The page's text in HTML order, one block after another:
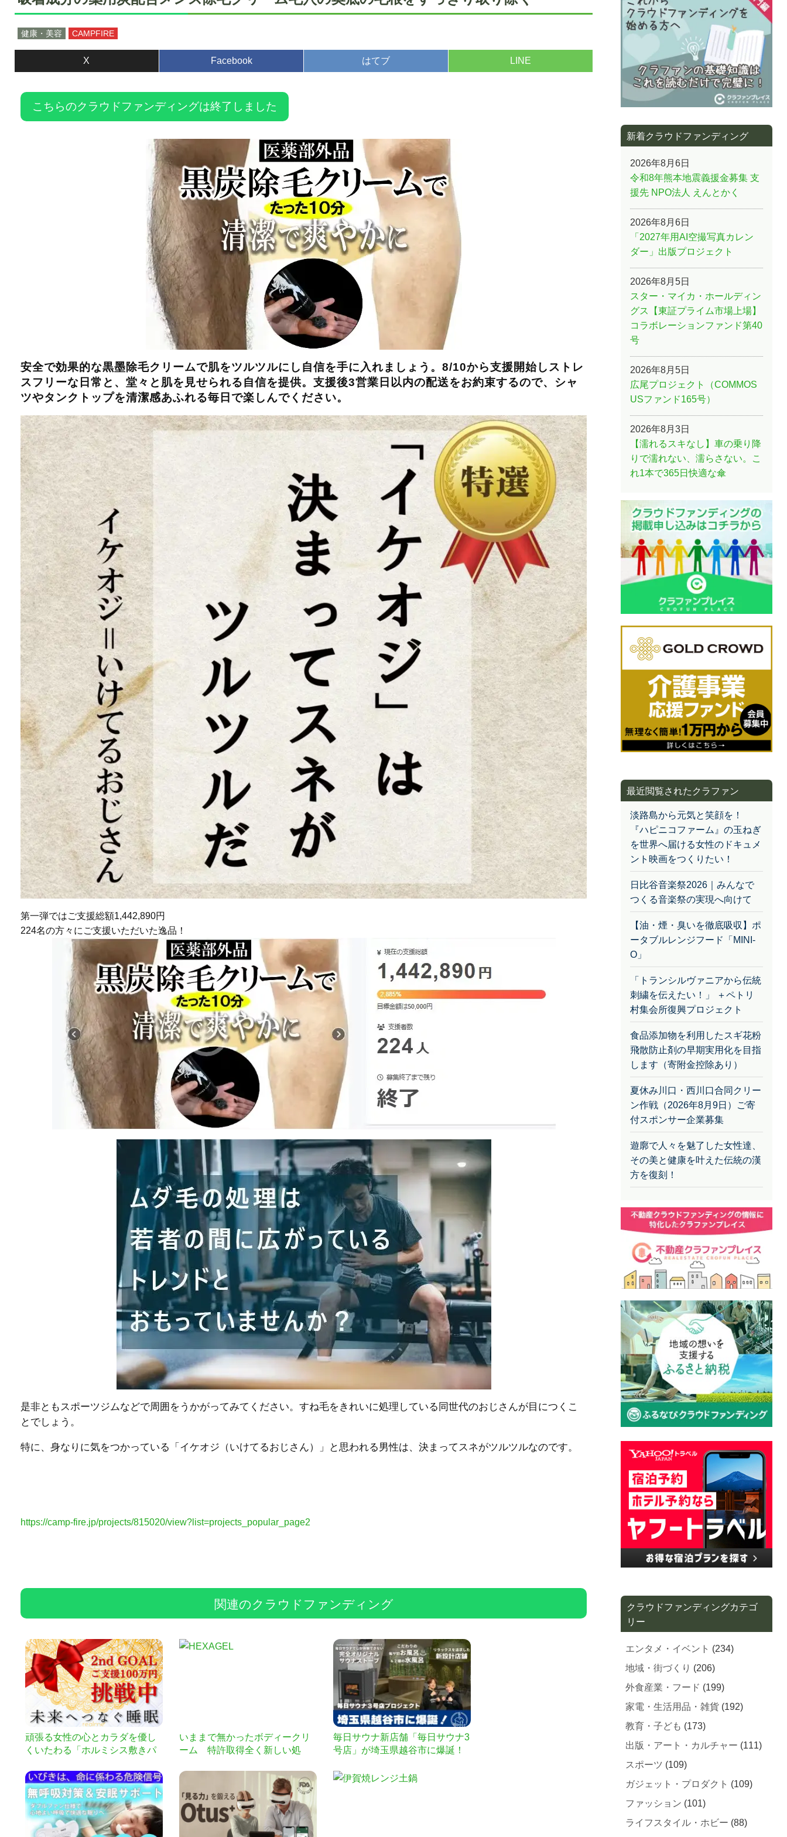
健康・美容 CAMPFIRE
X Facebook はてブ LINE
こちらのクラウドファンディングは終了しました
安全で効果的な黒墨除毛クリームで肌をツルツルにし自信を手に入れましょう。8/10から支援開始しストレ
スフリーな日常と、堂々と肌を見せられる自信を提供。支援後3営業日以内の配送をお約束するので、シャ
ツやタンクトップを清潔感あふれる毎日で楽しんでください。
第一弾ではご支援総額1,442,890円
224名の方々にご支援いただいた逸品！
是非ともスポーツジムなどで周囲をうかがってみてください。すね毛をきれいに処理している同世代のおじさんが目につくこ
とでしょう。
特に、身なりに気をつかっている「イケオジ（いけてるおじさん）」と思われる男性は、決まってスネがツルツルなのです。
https://camp-fire.jp/projects/815020/view?list=projects_popular_page2
関連のクラウドファンディング
頑張る女性の心とカラダを優し
くいたわる「ホルミシス敷きパ
いままで無かったボディークリ
ーム 特許取得全く新しい処
毎日サウナ新店舗「毎日サウナ3
号店」が埼玉県越谷市に爆誕！
新着クラウドファンディング
2026年8月6日
令和8年熊本地震義援金募集 支
援先 NPO法人 えんとかく
2026年8月6日
「2027年用AI空撮写真カレン
ダー」出版プロジェクト
2026年8月5日
スター・マイカ・ホールディン
グス【東証プライム市場上場】
コラボレーションファンド第40
号
2026年8月5日
広尾プロジェクト（COMMOS
USファンド165号）
2026年8月3日
【濡れるスキなし】車の乗り降
りで濡れない、濡らさない。こ
れ1本で365日快適な傘
最近閲覧されたクラファン
淡路島から元気と笑顔を！
『ハピニコファーム』の玉ねぎ
を世界へ届ける女性のドキュメ
ント映画をつくりたい！
日比谷音楽祭2026｜みんなで
つくる音楽祭の実現へ向けて
【油・煙・臭いを徹底吸収】ポ
ータブルレンジフード「MINI-
O」
「トランシルヴァニアから伝統
刺繍を伝えたい！」 ＋ペトリ
村集会所復興プロジェクト
食品添加物を利用したスギ花粉
飛散防止剤の早期実用化を目指
します（寄附金控除あり）
夏休み川口・西川口合同クリー
ン作戦（2026年8月9日）ご寄
付スポンサー企業募集
遊廓で人々を魅了した女性達、
その美と健康を叶えた伝統の漢
方を復刻！
クラウドファンディングカテゴ
リー
エンタメ・イベント (234)
地域・街づくり (206)
外食産業・フード (199)
家電・生活用品・雑貨 (192)
教育・子ども (173)
出版・アート・カルチャー (111)
スポーツ (109)
ガジェット・プロダクト (109)
ファッション (101)
ライフスタイル・ホビー (88)